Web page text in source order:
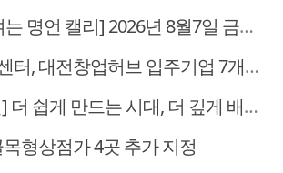
명언 캘리] 2026년 8월7일 금요일
, 대전창업허브 입주기업 7개사 모집
쉽게 만드는 시대, 더 깊게 배우는 교육
형상점가 4곳 추가 지정